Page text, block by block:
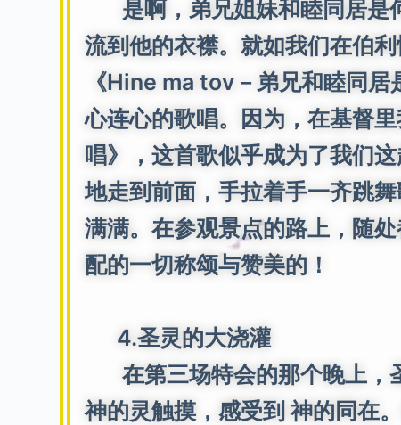
是啊，弟兄姐妹和睦同居是
流到他的衣襟。就如我们在伯
《Hine ma tov－弟兄和睦同
心连心的歌唱。因为，在基督
唱》，这首歌似乎成为了我们
地走到前面，手拉着手一齐跳
满满。在参观景点的路上，随
配的一切称颂与赞美的！
4.圣灵的大浇灌
在第三场特会的那个晚上，
神的灵触摸，感受到 神的同在